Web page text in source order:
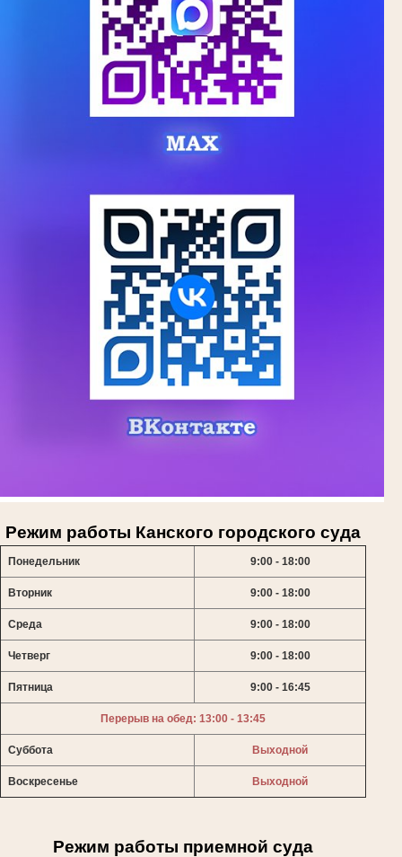
Режим работы Канского городского суда
Понедельник 9:00 - 18:00
Вторник 9:00 - 18:00
Среда 9:00 - 18:00
Четверг 9:00 - 18:00
Пятница 9:00 - 16:45
Перерыв на обед: 13:00 - 13:45
Суббота Выходной
Воскресенье Выходной
Режим работы приемной суда